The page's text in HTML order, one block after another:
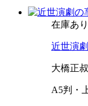
在庫あり
近世演
大橋正叔
A5判・